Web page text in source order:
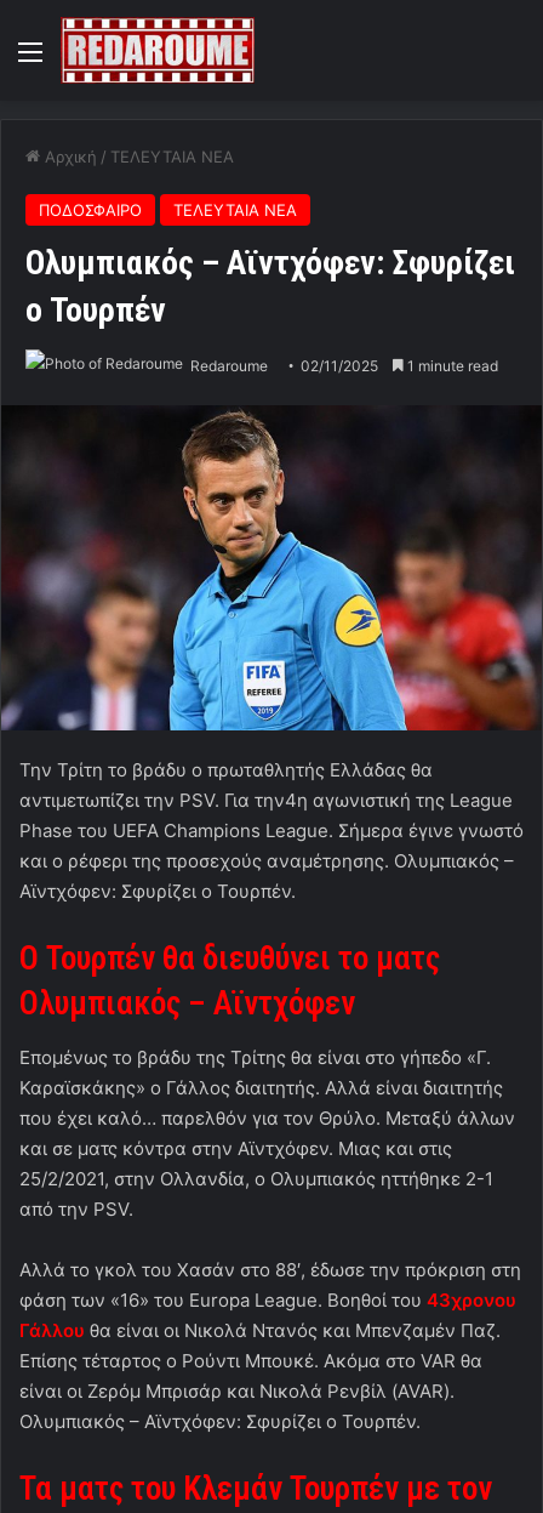
Menu
Αρχική / ΤΕΛΕΥΤΑΙΑ ΝΕΑ
ΠΟΔΟΣΦΑΙΡΟ ΤΕΛΕΥΤΑΙΑ ΝΕΑ
Ολυμπιακός – Αϊντχόφεν: Σφυρίζει
ο Τουρπέν
Redaroume 02/11/2025 1 minute read
Την Τρίτη το βράδυ ο πρωταθλητής Ελλάδας θα
αντιμετωπίζει την PSV. Για την4η αγωνιστική της League
Phase του UEFA Champions League. Σήμερα έγινε γνωστό
και ο ρέφερι της προσεχούς αναμέτρησης. Ολυμπιακός –
Αϊντχόφεν: Σφυρίζει ο Τουρπέν.
Ο Τουρπέν θα διευθύνει το ματς
Ολυμπιακός – Αϊντχόφεν
Επομένως το βράδυ της Τρίτης θα είναι στο γήπεδο «Γ.
Καραϊσκάκης» ο Γάλλος διαιτητής. Αλλά είναι διαιτητής
που έχει καλό… παρελθόν για τον Θρύλο. Μεταξύ άλλων
και σε ματς κόντρα στην Αϊντχόφεν. Μιας και στις
25/2/2021, στην Ολλανδία, ο Ολυμπιακός ηττήθηκε 2-1
από την PSV.
Αλλά το γκολ του Χασάν στο 88′, έδωσε την πρόκριση στη
φάση των «16» του Europa League. Βοηθοί του 43χρονου
Γάλλου θα είναι οι Νικολά Ντανός και Μπενζαμέν Παζ.
Επίσης τέταρτος ο Ρούντι Μπουκέ. Ακόμα στο VAR θα
είναι οι Ζερόμ Μπρισάρ και Νικολά Ρενβίλ (AVAR).
Ολυμπιακός – Αϊντχόφεν: Σφυρίζει ο Τουρπέν.
Τα ματς του Κλεμάν Τουρπέν με τον